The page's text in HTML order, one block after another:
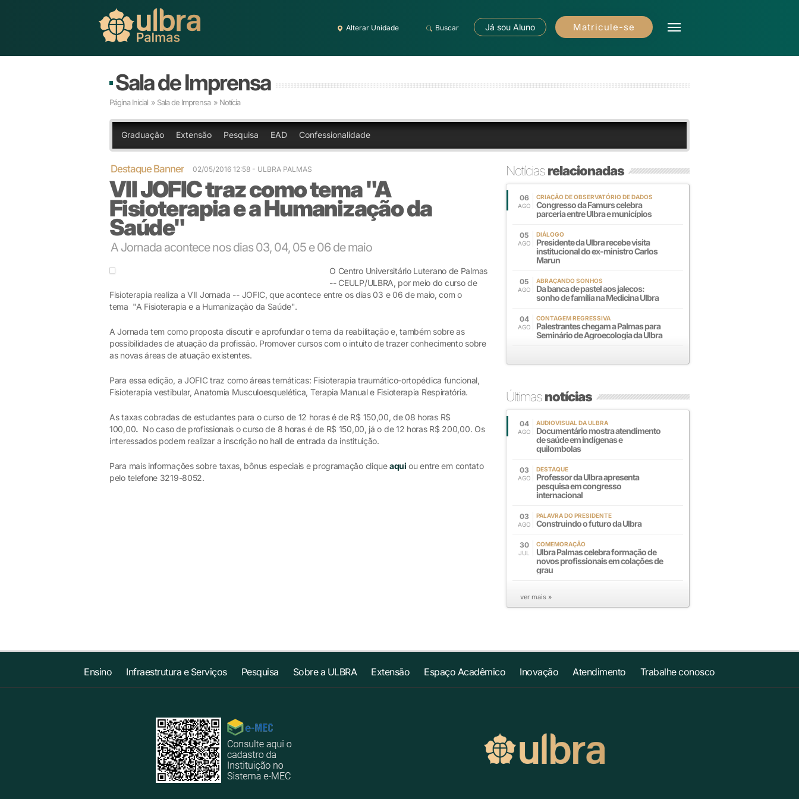
Alterar Unidade Buscar Já sou Aluno Matricule-se
Sala de Imprensa
Página Inicial » Sala de Imprensa » Notícia
Graduação Extensão Pesquisa EAD Confessionalidade
Destaque Banner 02/05/2016 12:58 - ULBRA PALMAS
VII JOFIC traz como tema "A
Fisioterapia e a Humanização da
Saúde"
A Jornada acontece nos dias 03, 04, 05 e 06 de maio
O Centro Universitário Luterano de Palmas
-- CEULP/ULBRA, por meio do curso de
Fisioterapia realiza a VII Jornada -- JOFIC, que acontece entre os dias 03 e 06 de maio, com o
tema "A Fisioterapia e a Humanização da Saúde".
A Jornada tem como proposta discutir e aprofundar o tema da reabilitação e, também sobre as
possibilidades de atuação da profissão. Promover cursos com o intuito de trazer conhecimento sobre
as novas áreas de atuação existentes.
Para essa edição, a JOFIC traz como áreas temáticas: Fisioterapia traumático-ortopédica funcional,
Fisioterapia vestibular, Anatomia Musculoesquelética, Terapia Manual e Fisioterapia Respiratória.
As taxas cobradas de estudantes para o curso de 12 horas é de R$ 150,00, de 08 horas R$
100,00. No caso de profissionais o curso de 8 horas é de R$ 150,00, já o de 12 horas R$ 200,00. Os
interessados podem realizar a inscrição no hall de entrada da instituição.
Para mais informações sobre taxas, bônus especiais e programação cliqueaqui ou entre em contato
pelo telefone 3219-8052.
Notíciasrelacionadas
06
AGO
CRIAÇÃO DE OBSERVATÓRIO DE DADOS
Congresso da Famurs celebra
parceria entre Ulbra e municípios
05
AGO
DIÁLOGO
Presidente da Ulbra recebe visita
institucional do ex-ministro Carlos
Marun
05
AGO
ABRAÇANDO SONHOS
Da banca de pastel aos jalecos:
sonho de família na Medicina Ulbra
04
AGO
CONTAGEM REGRESSIVA
Palestrantes chegam a Palmas para
Seminário de Agroecologia da Ulbra
Últimasnotícias
04
AGO
AUDIOVISUAL DA ULBRA
Documentário mostra atendimento
de saúde em indígenas e
quilombolas
03
AGO
DESTAQUE
Professor da Ulbra apresenta
pesquisa em congresso
internacional
03
AGO
PALAVRA DO PRESIDENTE
Construindo o futuro da Ulbra
30
JUL
COMEMORAÇÃO
Ulbra Palmas celebra formação de
novos profissionais em colações de
grau
ver mais »
Ensino Infraestrutura e Serviços Pesquisa Sobre a ULBRA Extensão Espaço Acadêmico Inovação Atendimento Trabalhe conosco